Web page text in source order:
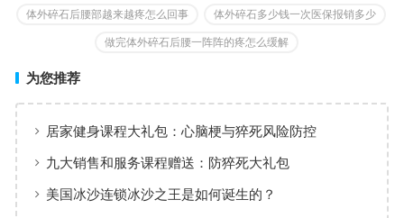
体外碎石后腰部越来越疼怎么回事 体外碎石多少钱一次医保报销多少
做完体外碎石后腰一阵阵的疼怎么缓解
为您推荐
居家健身课程大礼包：心脑梗与猝死风险防控
九大销售和服务课程赠送：防猝死大礼包
美国冰沙连锁冰沙之王是如何诞生的？